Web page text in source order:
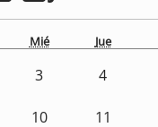
Mié Jue
3 4
10 11